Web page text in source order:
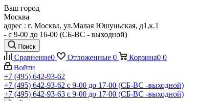
Ваш город
Москва
адрес : г. Москва, ул.Малая Юшуньская, д1,к.1
- c 9-00 до 16-00 (СБ-ВС - выходной)
Поиск
Сравнение0 Отложенные 0 Корзина0 0
Войти
+7 (495) 642-93-62
+7 (495) 642-93-62 c 9-00 до 17-00 (СБ-ВС -выходной)
+7 (495) 642-93-63 c 9-00 до 17-00 (СБ-ВС -выходной)